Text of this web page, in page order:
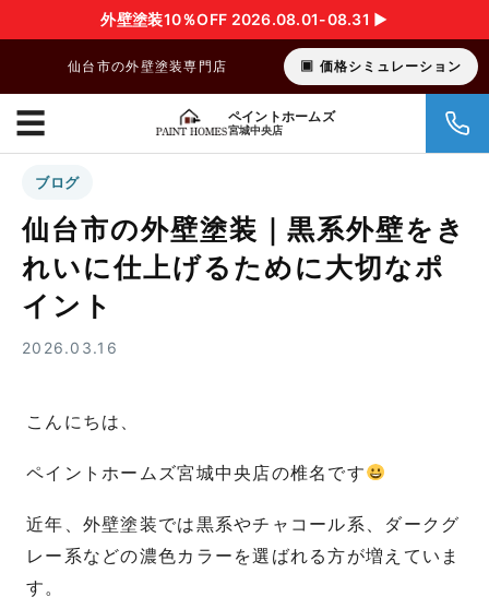
外壁塗装10％OFF 2026.08.01-08.31 ▶︎
仙台市の外壁塗装専門店 価格シミュレーション
ペイントホームズ
宮城中央店
☰
ブログ
仙台市の外壁塗装｜黒系外壁をき
れいに仕上げるために大切なポ
イント
2026.03.16
こんにちは、
ペイントホームズ宮城中央店の椎名です
近年、外壁塗装では黒系やチャコール系、ダークグ
レー系などの濃色カラーを選ばれる方が増えていま
す。